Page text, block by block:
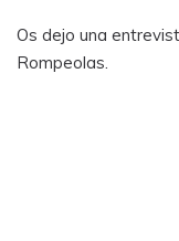
Os dejo una
Rompeolas.